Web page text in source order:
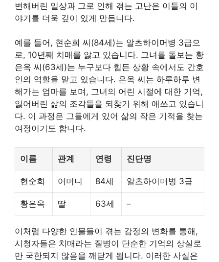
변해버린 일상과 그로 인해 겪는 고난은 이들의 이
야기를 더욱 깊이 있게 만듭니다.
예를 들어, 현순희 씨(84세)는 알츠하이머병 3급으
로, 10년째 치매를 앓고 있습니다. 그녀를 돌보는 황
은옥 씨(63세)는 누구보다 힘든 상황 속에서도 간호
인의 역할을 맡고 있습니다. 은옥 씨는 하루하루 변
해가는 엄마를 보며, 그녀의 어린 시절에 대한 기억,
잃어버린 삶의 조각들을 되찾기 위해 애쓰고 있습니
다. 이 과정은 그들에게 있어 삶의 작은 기적을 찾는
여정이기도 합니다.
이름 관계 연령 진단명
현순희 어머니 84세 알츠하이머병 3급
황은옥 딸 63세 –
이처럼 다양한 인물들이 겪는 감정의 변화를 통해,
시청자들은 치매라는 질병이 단순한 기억의 상실로
만 국한되지 않음을 깨닫게 됩니다. 이러한 사실은